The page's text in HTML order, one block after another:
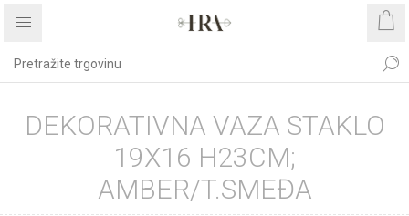
DEKORATIVNA VAZA STAKLO
19X16 H23CM;
AMBER/T.SMEĐA